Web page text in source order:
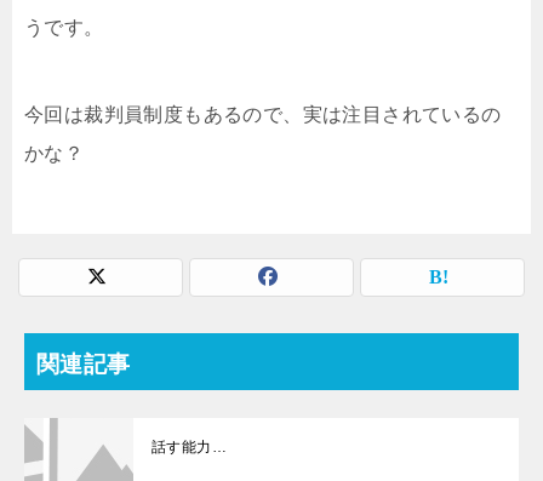
うです。
今回は裁判員制度もあるので、実は注目されているの
かな？
関連記事
話す能力…